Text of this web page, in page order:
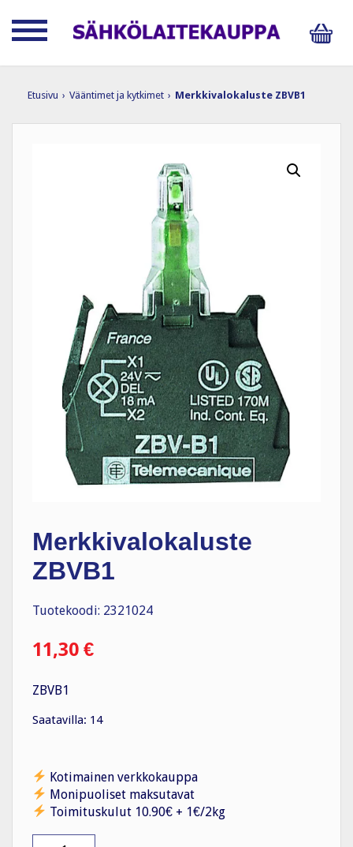
Etusivu › Vääntimet ja kytkimet › Merkkivalokaluste ZBVB1
Merkkivalokaluste
ZBVB1
Tuotekoodi: 2321024
11,30 €
ZBVB1
Saatavilla: 14
Kotimainen verkkokauppa
Monipuoliset maksutavat
Toimituskulut 10.90€ + 1€/2kg